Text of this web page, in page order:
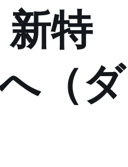
特
（ダ